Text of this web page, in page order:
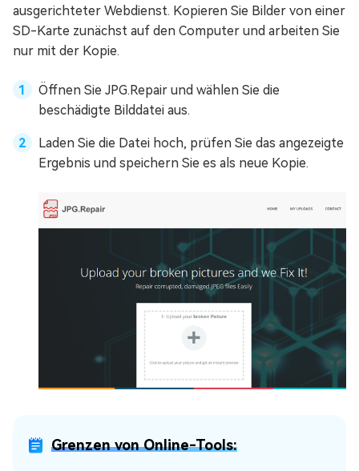
ausgerichteter Webdienst. Kopieren Sie Bilder von einer
SD-Karte zunächst auf den Computer und arbeiten Sie
nur mit der Kopie.
Öffnen Sie JPG.Repair und wählen Sie die
beschädigte Bilddatei aus.
Laden Sie die Datei hoch, prüfen Sie das angezeigte
Ergebnis und speichern Sie es als neue Kopie.
Grenzen von Online-Tools: